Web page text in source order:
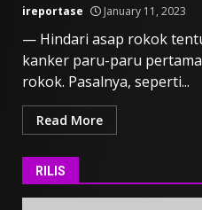
ireportase January 11, 2023
— Hindari asap rokok
kanker paru-paru
rokok. Pasalnya, seperti...
Read More
RILIS